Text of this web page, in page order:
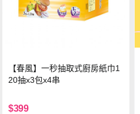
【春風】一秒抽取式廚房紙巾1
20抽x3包x4串
$399